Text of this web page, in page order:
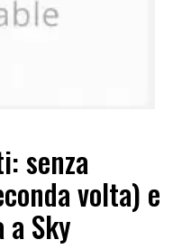
senza
volta) e
a Sky